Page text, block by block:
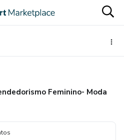
Feminino- Moda